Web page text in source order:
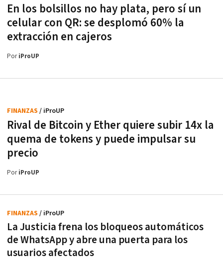
En los bolsillos no hay plata, pero sí un
celular con QR: se desplomó 60% la
extracción en cajeros
PoriProUP
Rival de Bitcoin y Ether quiere subir 14x la
quema de tokens y puede impulsar su
precio
FINANZAS / iProUP
PoriProUP
La Justicia frena los bloqueos automáticos
de WhatsApp y abre una puerta para los
usuarios afectados
FINANZAS / iProUP